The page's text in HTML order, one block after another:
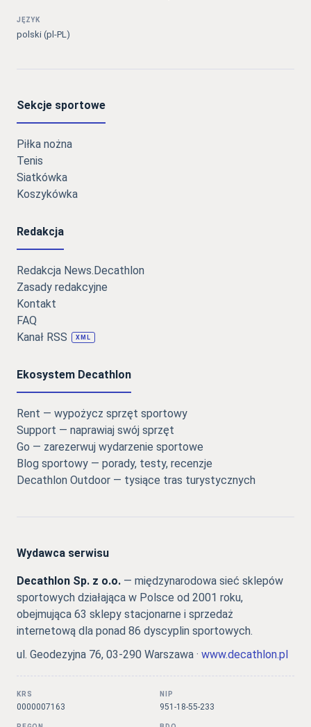
JĘZYK
polski (pl-PL)
Sekcje sportowe
Piłka nożna
Tenis
Siatkówka
Koszykówka
Redakcja
Redakcja News.Decathlon
Zasady redakcyjne
Kontakt
FAQ
Kanał RSS
XML
Ekosystem Decathlon
Rent — wypożycz sprzęt sportowy
Support — naprawiaj swój sprzęt
Go — zarezerwuj wydarzenie sportowe
Blog sportowy — porady, testy, recenzje
Decathlon Outdoor — tysiące tras turystycznych
Wydawca serwisu
Decathlon Sp. z o.o. — międzynarodowa sieć sklepów
sportowych działająca w Polsce od 2001 roku,
obejmująca 63 sklepy stacjonarne i sprzedaż
internetową dla ponad 86 dyscyplin sportowych.
ul. Geodezyjna 76, 03-290 Warszawa · www.decathlon.pl
KRS
0000007163
NIP
951-18-55-233